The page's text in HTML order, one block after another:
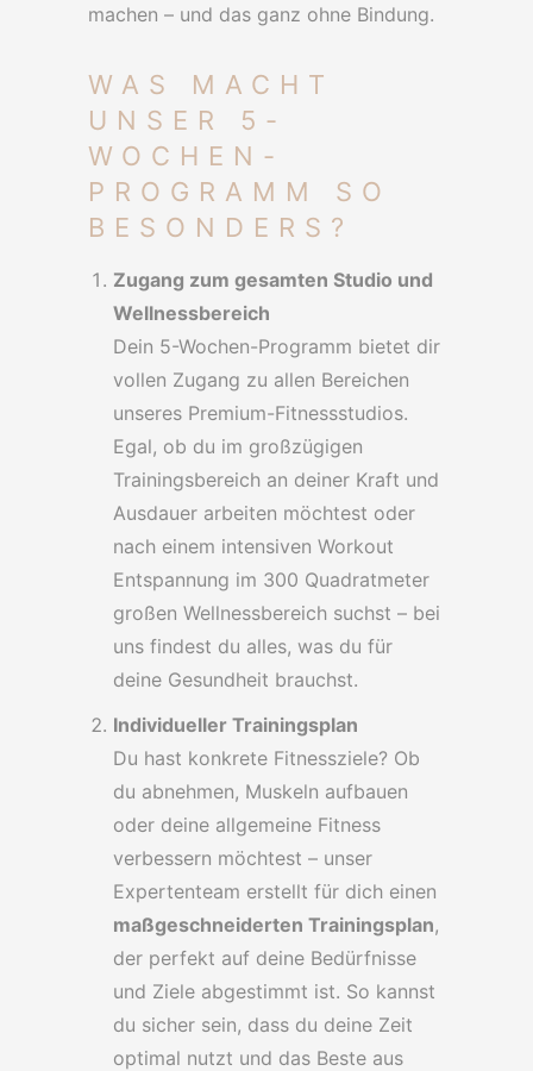
machen – und das ganz ohne Bindung.
WAS MACHT
UNSER 5-
WOCHEN-
PROGRAMM SO
BESONDERS?
Zugang zum gesamten Studio und
Wellnessbereich
Dein 5-Wochen-Programm bietet dir
vollen Zugang zu allen Bereichen
unseres Premium-Fitnessstudios.
Egal, ob du im großzügigen
Trainingsbereich an deiner Kraft und
Ausdauer arbeiten möchtest oder
nach einem intensiven Workout
Entspannung im 300 Quadratmeter
großen Wellnessbereich suchst – bei
uns findest du alles, was du für
deine Gesundheit brauchst.
Individueller Trainingsplan
Du hast konkrete Fitnessziele? Ob
du abnehmen, Muskeln aufbauen
oder deine allgemeine Fitness
verbessern möchtest – unser
Expertenteam erstellt für dich einen
maßgeschneiderten Trainingsplan,
der perfekt auf deine Bedürfnisse
und Ziele abgestimmt ist. So kannst
du sicher sein, dass du deine Zeit
optimal nutzt und das Beste aus